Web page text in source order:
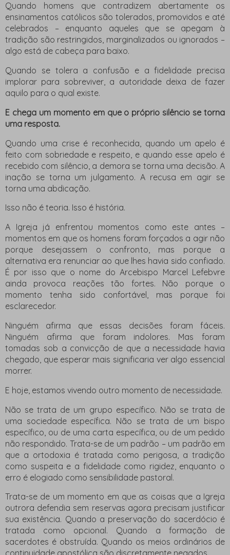
Quando homens que contradizem abertamente os
ensinamentos católicos são tolerados, promovidos e até
celebrados – enquanto aqueles que se apegam à
tradição são restringidos, marginalizados ou ignorados –
algo está de cabeça para baixo.
Quando se tolera a confusão e a fidelidade precisa
implorar para sobreviver, a autoridade deixa de fazer
aquilo para o qual existe.
E chega um momento em que o próprio silêncio se torna
uma resposta.
Quando uma crise é reconhecida, quando um apelo é
feito com sobriedade e respeito, e quando esse apelo é
recebido com silêncio, a demora se torna uma decisão. A
inação se torna um julgamento. A recusa em agir se
torna uma abdicação.
Isso não é teoria. Isso é história.
A Igreja já enfrentou momentos como este antes –
momentos em que os homens foram forçados a agir não
porque desejassem o confronto, mas porque a
alternativa era renunciar ao que lhes havia sido confiado.
É por isso que o nome do Arcebispo Marcel Lefebvre
ainda provoca reações tão fortes. Não porque o
momento tenha sido confortável, mas porque foi
esclarecedor.
Ninguém afirma que essas decisões foram fáceis.
Ninguém afirma que foram indolores. Mas foram
tomadas sob a convicção de que a necessidade havia
chegado, que esperar mais significaria ver algo essencial
morrer.
E hoje, estamos vivendo outro momento de necessidade.
Não se trata de um grupo específico. Não se trata de
uma sociedade específica. Não se trata de um bispo
específico, ou de uma carta específica, ou de um pedido
não respondido. Trata-se de um padrão – um padrão em
que a ortodoxia é tratada como perigosa, a tradição
como suspeita e a fidelidade como rigidez, enquanto o
erro é elogiado como sensibilidade pastoral.
Trata-se de um momento em que as coisas que a Igreja
outrora defendia sem reservas agora precisam justificar
sua existência. Quando a preservação do sacerdócio é
tratada como opcional. Quando a formação de
sacerdotes é obstruída. Quando os meios ordinários de